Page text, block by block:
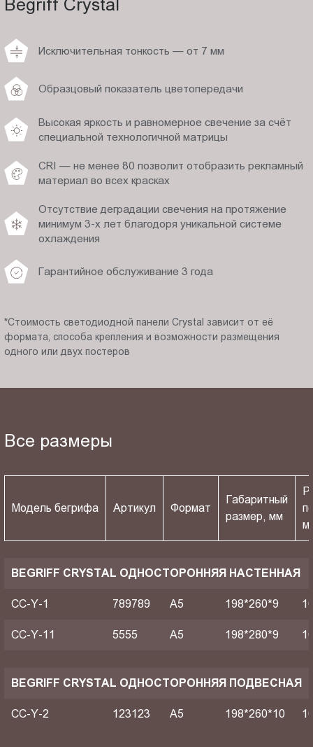
Begriff Crystal
Исключительная тонкость — от 7 мм
Образцовый показатель цветопередачи
Высокая яркость и равномерное свечение за счёт
специальной технологичной матрицы
CRI — не менее 80 позволит отобразить рекламный
материал во всех красках
Отсутствие деградации свечения на протяжение
минимум 3-х лет благодоря уникальной системе
охлаждения
Гарантийное обслуживание 3 года
*Стоимость светодиодной панели Crystal зависит от её
формата, способа крепления и возможности размещения
одного или двух постеров
Все размеры
Модель бегрифа Артикул Формат
Габаритный
размер, мм
BEGRIFF CRYSTAL ОДНОСТОРОННЯЯ НАСТЕННАЯ
CC-Y-1 789789 A5 198*260*9
CC-Y-11 5555 A5 198*280*9
BEGRIFF CRYSTAL ОДНОСТОРОННЯЯ ПОДВЕСНАЯ
CC-Y-2 123123 A5 198*260*10